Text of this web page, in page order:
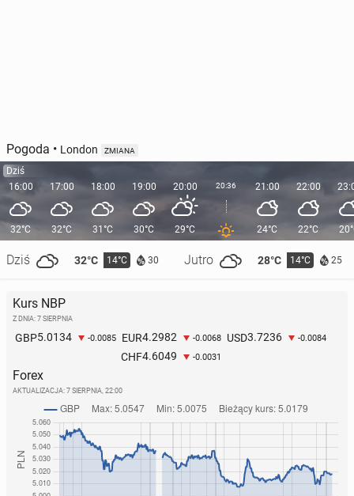
Pogoda • London ZMIANA
Dziś
16:00
32°C
Dziś 32°C 14°C 30 Jutro 28°C 14°C 25
17:00
32°C
18:00
31°C
19:00
30°C
20:00
29°C
20:36 21:00
24°C
22:00
22°C
Kurs NBP
Z DNIA: 7 SIERPNIA
GBP5.0134 -0.0085 EUR4.2982 -0.0068 USD3.7236 -0.0084
CHF4.6049 -0.0031
Forex
AKTUALIZACJA: 7 SIERPNIA, 22:00